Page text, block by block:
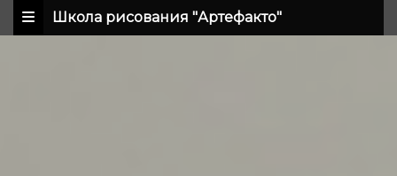
Школа рисования "Артефакто"